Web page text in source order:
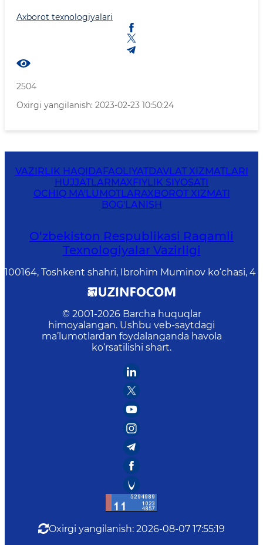
Axborot texnologiyalari
2504
Oxirgi yangilanish: 2023-02-23 10:50:24
VAZIRLIK HAQIDAFAOLIYATDAVLAT XIZMATLARI
HUJJATLARMAXFIYLIK SIYOSATI
OCHIQ MA'LUMOTLARAXBOROT XIZMATI
BOG'LANISH
O‘zbekiston Respublikasi Raqamli
Texnologiyalar Vazirligi
100164, Toshkent shahri, Ibrohim Muminov ko‘chasi, 4
© 2001-2026 Barcha huquqlar
himoyalangan. Ushbu veb-saytdagi
ma’lumotlardan foydalanganda havola
ko‘rsatilishi shart.
Oxirgi yangilanish: 2026-08-07 17:55:19